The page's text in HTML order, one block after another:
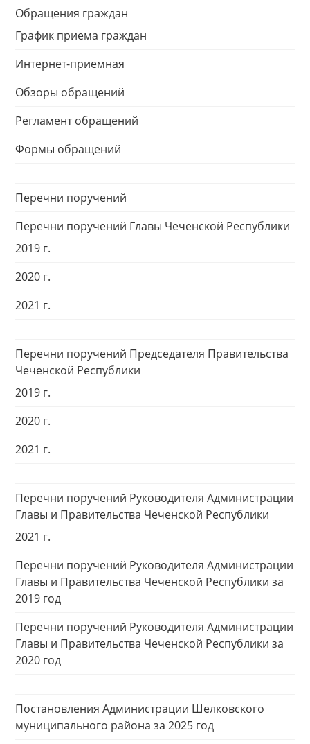
Обращения граждан
График приема граждан
Интернет-приемная
Обзоры обращений
Регламент обращений
Формы обращений
Перечни поручений
Перечни поручений Главы Чеченской Республики
2019 г.
2020 г.
2021 г.
Перечни поручений Председателя Правительства
Чеченской Республики
2019 г.
2020 г.
2021 г.
Перечни поручений Руководителя Администрации
Главы и Правительства Чеченской Республики
2021 г.
Перечни поручений Руководителя Администрации
Главы и Правительства Чеченской Республики за
2019 год
Перечни поручений Руководителя Администрации
Главы и Правительства Чеченской Республики за
2020 год
Постановления Администрации Шелковского
муниципального района за 2025 год